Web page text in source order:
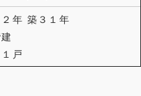
年 築３１年
戸